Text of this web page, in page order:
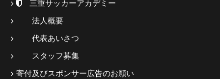
三重サッカーアカデミー
法人概要
代表あいさつ
スタッフ募集
寄付及びスポンサー広告のお願い